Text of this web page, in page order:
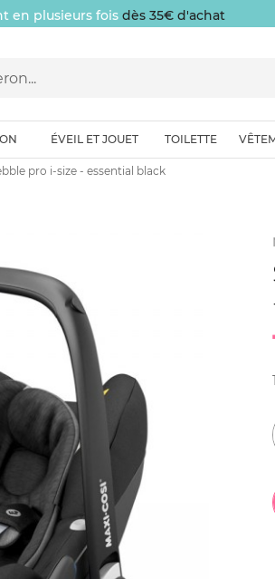
en plusieurs fois dès 35€ d'achat
ÉVEIL ET JOUET TOILETTE
pro i-size - essential black